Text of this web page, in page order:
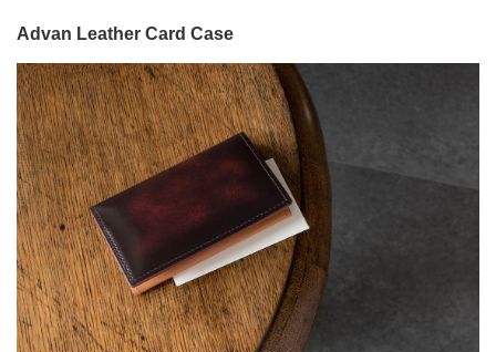
Advan Leather Card Case